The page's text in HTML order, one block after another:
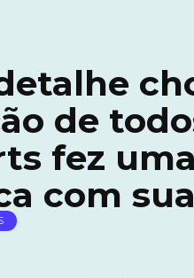
de
fez
com